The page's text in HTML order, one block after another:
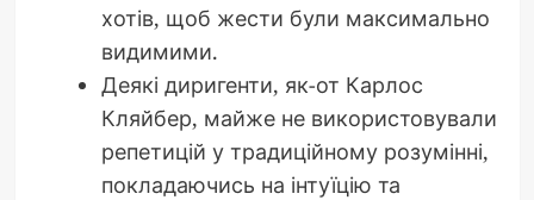
хотів, щоб жести були максимально
видимими.
Деякі диригенти, як-от Карлос
Кляйбер, майже не використовували
репетицій у традиційному розумінні,
покладаючись на інтуїцію та